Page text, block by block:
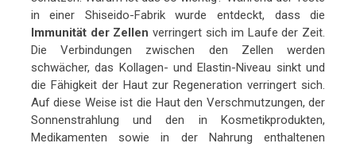
in einer Shiseido-Fabrik wurde entdeckt, dass die
Immunität der Zellen verringert sich im Laufe der Zeit.
Die Verbindungen zwischen den Zellen werden
schwächer, das Kollagen- und Elastin-Niveau sinkt und
die Fähigkeit der Haut zur Regeneration verringert sich.
Auf diese Weise ist die Haut den Verschmutzungen, der
Sonnenstrahlung und den in Kosmetikprodukten,
Medikamenten sowie in der Nahrung enthaltenen